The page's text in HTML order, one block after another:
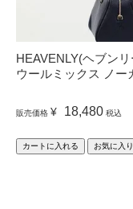
HEAVENLY(ヘブンリ
ウールミックス ノー
販売価格 ¥ 18,480 税込
カートに入れる お気に入